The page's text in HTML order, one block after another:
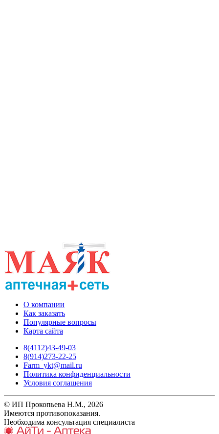
О компании
Как заказать
Популярные вопросы
Карта сайта
8(4112)43-49-03
8(914)273-22-25
Farm_ykt@mail.ru
Политика конфиденциальности
Условия соглашения
© ИП Прокопьева Н.М., 2026
Имеются противопоказания.
Необходима консультация специалиста